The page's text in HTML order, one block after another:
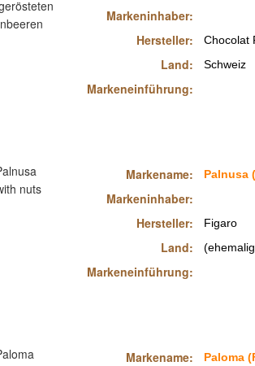
Markeninhaber:
Hersteller:
Land:
Markeneinführung:
Chocolat
Schweiz
Markename:
Markeninhaber:
Hersteller:
Land:
Markeneinführung:
Palnusa
Figaro
Markename:
Paloma